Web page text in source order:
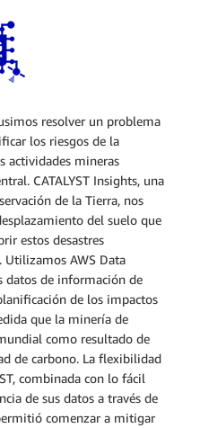
resolver un problema
los riesgos de la
actividades mineras
CATALYST Insights, una
de la Tierra, nos
del suelo que
estos desastres
Utilizamos AWS Data
datos de información de
de los impactos
que la minería de
como resultado de
de carbono. La flexibilidad
combinada con lo fácil
de sus datos a través de
comenzar a mitigar